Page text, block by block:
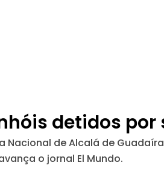
detidos
Nacional de Alcalá de
o jornal El Mundo.